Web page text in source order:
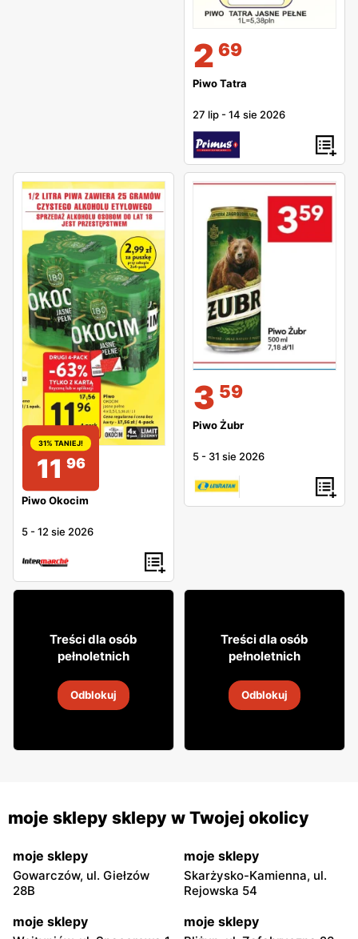
2 69
Piwo Tatra
27 lip -14 sie 2026
31% TANIEJ!
11 96
Piwo Okocim
5 -12 sie 2026
3 59
Piwo Żubr
5 - 31 sie 2026
16
15 sie 2026
Treści dla osób
pełnoletnich
Odblokuj
75
15 sie 2026
Treści dla osób
pełnoletnich
Odblokuj
moje sklepy sklepy w Twojej okolicy
moje sklepy
Gowarczów, ul. Giełzów
28B
moje sklepy
Skarżysko-Kamienna, ul.
Rejowska 54
moje sklepy moje sklepy